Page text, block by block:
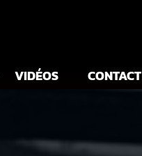
VIDÉOS CONTACT